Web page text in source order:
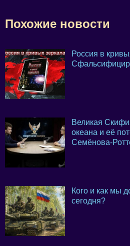
Похожие новости
Россия в
Великая
океана и её
Семёнова-
Кого и как мы
сегодня?